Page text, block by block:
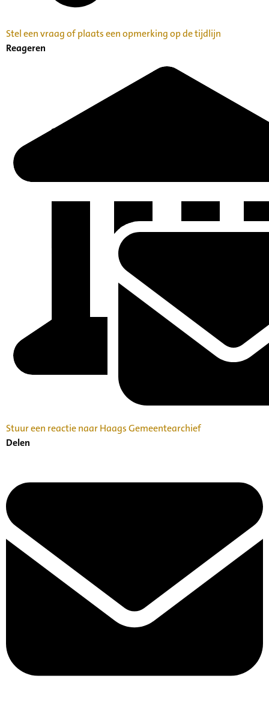
Stel een vraag of plaats een opmerking op de tijdlijn
Reageren
Stuur een reactie naar Haags Gemeentearchief
Delen